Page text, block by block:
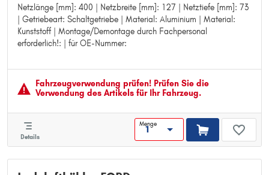
Netzlänge [mm]: 400 | Netzbreite [mm]: 127 | Netztiefe [mm]: 73
| Getriebeart: Schaltgetriebe | Material: Aluminium | Material:
Kunststoff | Montage/Demontage durch Fachpersonal
erforderlich!: | für OE-Nummer:
Netzlänge [mm]: 400
Netzbreite [mm]: 127
Netztiefe [mm]: 73
Getriebeart: Schaltgetriebe
Material: Kunststoff
Montage/Demontage durch Fachpersonal erforderlich!:
für OE-Nummer:
Fahrzeugver­wendung prüfen! Prüfen Sie die
Verwendung des Artikels für Ihr Fahrzeug.
Details
Menge